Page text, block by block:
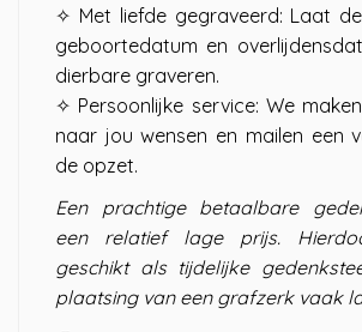
✧ Met liefde gegraveerd: Laat
geboortedatum en
dierbare graveren.
✧ Persoonlijke service: We
naar jou wensen en mailen een
de opzet.
Een prachtige betaalbare
een relatief lage prijs.
geschikt als tijdelijke
plaatsing van een grafzerk vaak